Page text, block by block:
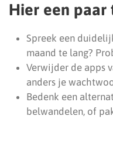
Hier een paar
Spreek een
maand te lang?
Verwijder de apps
anders je
Bedenk een
belwandelen, of